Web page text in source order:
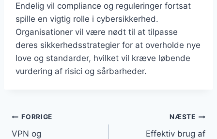
Endelig vil compliance og reguleringer fortsat
spille en vigtig rolle i cybersikkerhed.
Organisationer vil være nødt til at tilpasse
deres sikkerhedsstrategier for at overholde nye
love og standarder, hvilket vil kræve løbende
vurdering af risici og sårbarheder.
Indlægsnavigation
FORRIGE
VPN og
NÆSTE
Effektiv brug af